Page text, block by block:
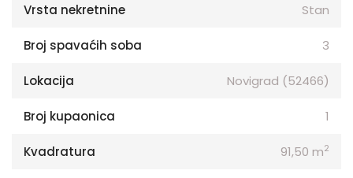
Vrsta nekretnine Stan
Broj spavaćih soba 3
Lokacija Novigrad (52466)
Broj kupaonica 1
Kvadratura 91,50 m2